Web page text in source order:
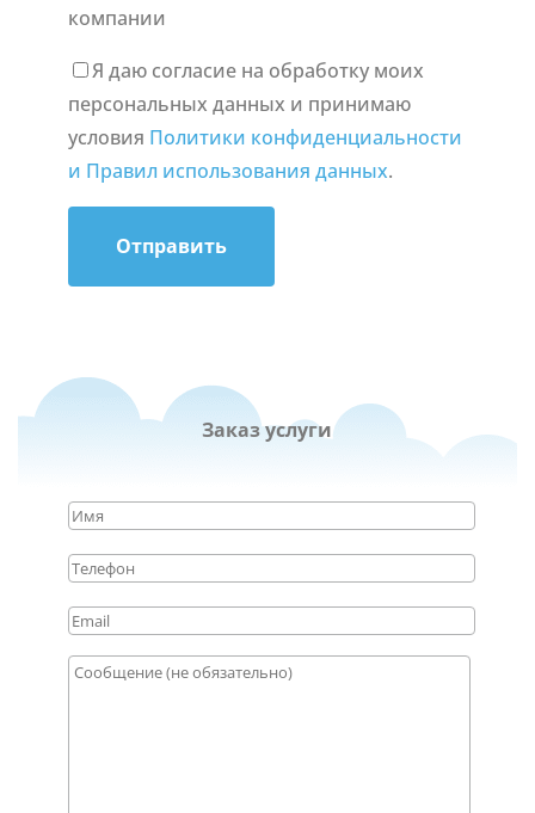
компании
Я даю согласие на обработку моих
персональных данных и принимаю
условия Политики конфиденциальности
и Правил использования данных.
Отправить
Заказ услуги